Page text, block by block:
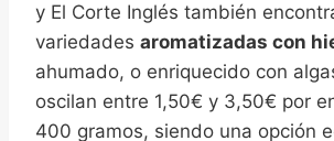
y El Corte Inglés también
variedades aromatizadas con
ahumado, o enriquecido con
oscilan entre 1,50€ y 3,50€ por
400 gramos, siendo una opción